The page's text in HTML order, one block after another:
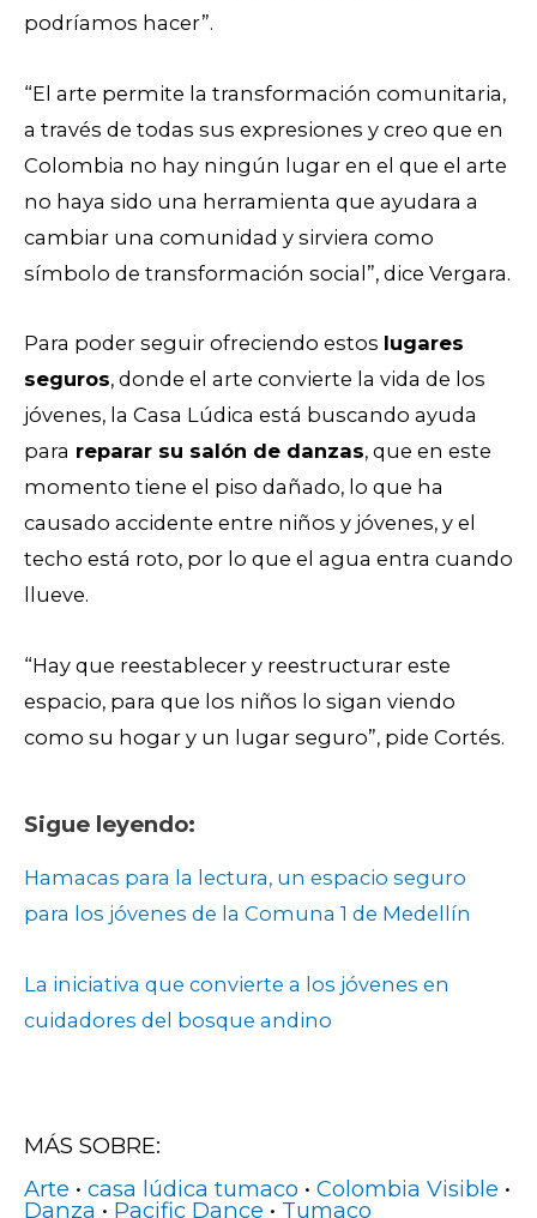
podríamos hacer”.
“El arte permite la transformación comunitaria,
a través de todas sus expresiones y creo que en
Colombia no hay ningún lugar en el que el arte
no haya sido una herramienta que ayudara a
cambiar una comunidad y sirviera como
símbolo de transformación social”, dice Vergara.
Para poder seguir ofreciendo estos lugares
seguros, donde el arte convierte la vida de los
jóvenes, la Casa Lúdica está buscando ayuda
para reparar su salón de danzas, que en este
momento tiene el piso dañado, lo que ha
causado accidente entre niños y jóvenes, y el
techo está roto, por lo que el agua entra cuando
llueve.
“Hay que reestablecer y reestructurar este
espacio, para que los niños lo sigan viendo
como su hogar y un lugar seguro”, pide Cortés.
Sigue leyendo:
Hamacas para la lectura, un espacio seguro
para los jóvenes de la Comuna 1 de Medellín
La iniciativa que convierte a los jóvenes en
cuidadores del bosque andino
MÁS SOBRE:
Arte • casa lúdica tumaco • Colombia Visible •
Danza • Pacific Dance • Tumaco